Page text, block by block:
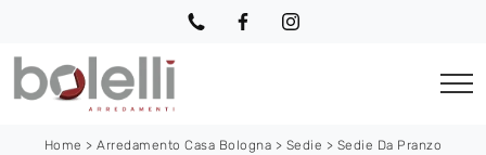
Home >Arredamento Casa Bologna > Sedie > Sedie Da Pranzo